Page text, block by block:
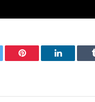
Pinterest LinkedIn